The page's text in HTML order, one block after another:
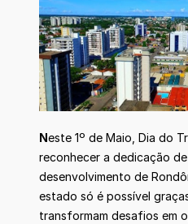
Neste 1º de Maio, Dia do
reconhecer a dedicação
desenvolvimento de
estado só é possível
transformam desafios em